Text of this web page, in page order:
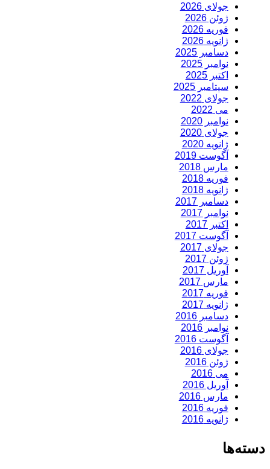
جولای 2026
ژوئن 2026
فوریه 2026
ژانویه 2026
دسامبر 2025
نوامبر 2025
اکتبر 2025
سپتامبر 2025
جولای 2022
می 2022
نوامبر 2020
جولای 2020
ژانویه 2020
آگوست 2019
مارس 2018
فوریه 2018
ژانویه 2018
دسامبر 2017
نوامبر 2017
اکتبر 2017
آگوست 2017
جولای 2017
ژوئن 2017
آوریل 2017
مارس 2017
فوریه 2017
ژانویه 2017
دسامبر 2016
نوامبر 2016
آگوست 2016
جولای 2016
ژوئن 2016
می 2016
آوریل 2016
مارس 2016
فوریه 2016
ژانویه 2016
دسته‌ها